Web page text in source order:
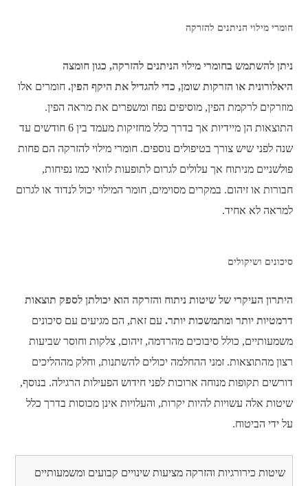
חומרי מילוי הניתנים להזרקה
ניתן להשתמש בחומרי מילוי הניתנים להזרקה, כגון חומצה
היאלורונית או הזרקות שומן, כדי להגדיל את היקף הפין. חומרים אלו
מוזרקים לרקמת הפין, מוסיפים נפח ומשפרים את מראה הפין.
התוצאות הן מיידיות אך בדרך כלל מחזיקות מעמד בין 6 חודשים עד
שנה לפני שיש צורך בטיפולים נוספים. חומרי מילוי להזרקה הם פחות
פולשניים מניתוח אך עלולים לגרום לתופעות לוואי כמו נפיחות,
חבורות או זיהום. במקרים מסוימים, חומר המילוי יכול לנדוד או לגרום
למראה לא אחיד.
סיכונים ושיקולים
היתרון העיקרי של שיטות ניתוח והזרקה הוא יכולתן לספק תוצאות
דרמטיות יותר ומתמשכות יותר. עם זאת, הם מגיעים עם סיכונים
משמעותיים, כולל סיבוכים מהרדמה, זיהום, צלקות וחוסר שביעות
רצון מהתוצאות. זמני ההחלמה יכולים להשתנות, וחלק מההליכים
דורשים תקופות מנוחה ארוכות לפני חידוש הפעילות הרגילה. בנוסף,
שיטות אלה עשויות להיות יקרות, והעלויות אינן מכוסות בדרך כלל
על ידי הביטוח.
שיטות כירורגיות והזרקה מציעות שינויים קבועים ומשמעותיים